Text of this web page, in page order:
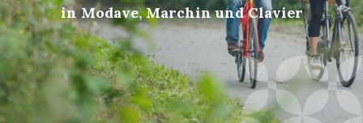
in Modave, Marchin und Clavier